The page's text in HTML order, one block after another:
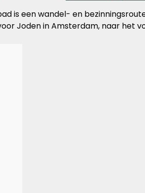
is een wandel- en
Joden in Amsterdam, naar het